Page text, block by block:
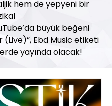
hem de yepyeni bir
büyük beğeni
Ebd Music etiketi
yayında olacak!